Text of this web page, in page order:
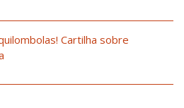
Cartilha sobre